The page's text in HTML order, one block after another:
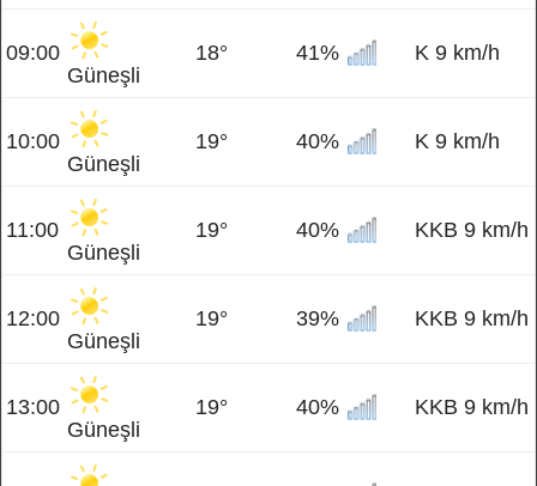
09:00
Güneşli
18° 41% K 9 km/h
10:00
Güneşli
19° 40% K 9 km/h
11:00
Güneşli
19° 40% KKB 9 km/h
12:00
Güneşli
19° 39% KKB 9 km/h
13:00
Güneşli
19° 40% KKB 9 km/h